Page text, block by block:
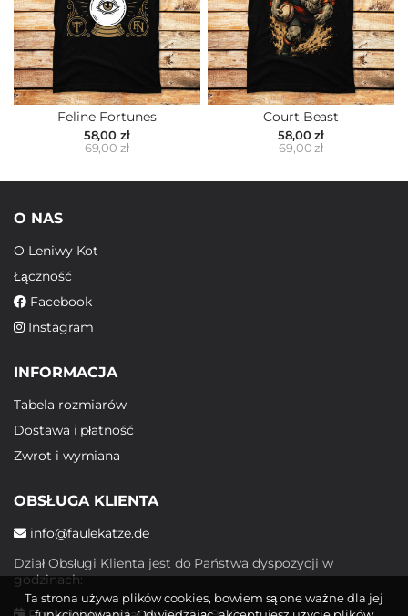
Feline Fortunes
58,00 zł
69,00 zł
Court Beast
58,00 zł
69,00 zł
O NAS
O Leniwy Kot
Łączność
Facebook
Instagram
INFORMACJA
Tabela rozmiarów
Dostawa i płatność
Zwrot i wymiana
OBSŁUGA KLIENTA
info@faulekatze.de
Dział Obsługi Klienta jest do Państwa dyspozycji w
godzinach:
Ta strona używa plików cookies, bowiem są one ważne dla jej